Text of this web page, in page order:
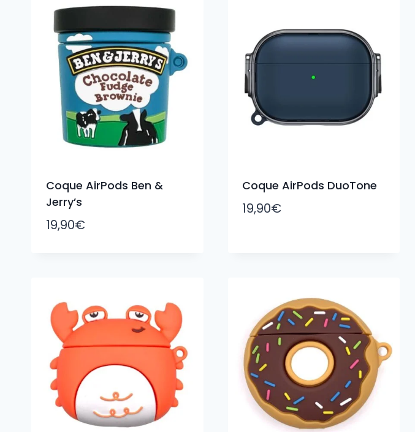
Coque AirPods Ben &
Jerry’s
19,90€
Coque AirPods DuoTone
19,90€